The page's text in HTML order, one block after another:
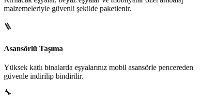
malzemeleriyle güvenli şekilde paketlenir.
🪜
Asansörlü Taşıma
Yüksek katlı binalarda eşyalarınız mobil asansörle pencereden
güvenle indirilip bindirilir.
🔧